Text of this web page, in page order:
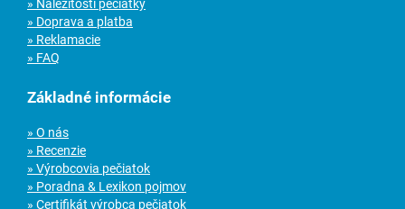
» Náležitosti pečiatky
» Doprava a platba
» Reklamacie
» FAQ
Základné informácie
» O nás
» Recenzie
» Výrobcovia pečiatok
» Poradna & Lexikon pojmov
» Certifikát výrobca pečiatok